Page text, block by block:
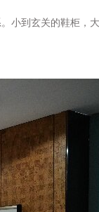
小到玄关的鞋柜，